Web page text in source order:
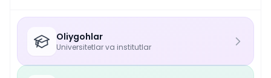
Oliygohlar
Universitetlar va institutlar